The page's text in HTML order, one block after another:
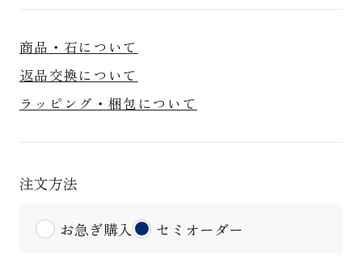
商品・石について
返品交換について
ラッピング・梱包について
注文方法
お急ぎ購入 セミオーダー